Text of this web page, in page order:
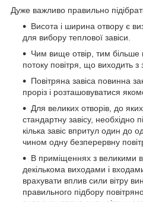
Дуже важливо правильно
Висота і ширина отвору є
для вибору теплової завіси.
Чим вище отвір, тим більше
потоку повітря, що виходить з
Повітряна завіса повинна
проріз і розташовуватися
Для великих отворів, до
стандартну завісу, необхідно
кілька завіс впритул один до
чином одну безперервну
В приміщеннях з великими
декількома виходами і
врахувати вплив сили вітру
правильного підбору